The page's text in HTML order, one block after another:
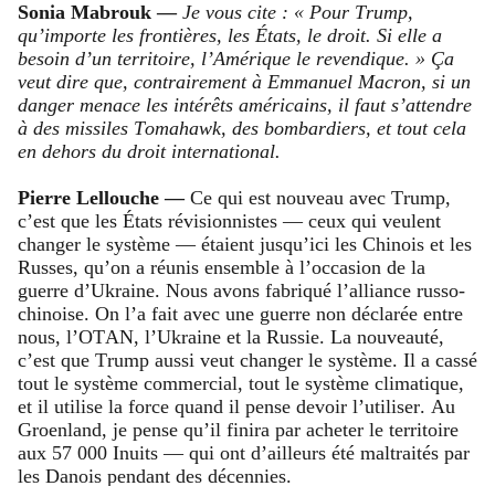
Sonia Mabrouk — Je vous cite : « Pour Trump,
qu’importe les frontières, les États, le droit. Si elle a
besoin d’un territoire, l’Amérique le revendique. » Ça
veut dire que, contrairement à Emmanuel Macron, si un
danger menace les intérêts américains, il faut s’attendre
à des missiles Tomahawk, des bombardiers, et tout cela
en dehors du droit international.
Pierre Lellouche —Ce qui est nouveau avec Trump,
c’est que les États révisionnistes — ceux qui veulent
changer le système — étaient jusqu’ici les Chinois et les
Russes, qu’on a réunis ensemble à l’occasion de la
guerre d’Ukraine. Nous avons fabriqué l’alliance russo-
chinoise. On l’a fait avec une guerre non déclarée entre
nous, l’OTAN, l’Ukraine et la Russie. La nouveauté,
c’est que Trump aussi veut changer le système. Il a cassé
tout le système commercial, tout le système climatique,
et il utilise la force quand il pense devoir l’utiliser. Au
Groenland, je pense qu’il finira par acheter le territoire
aux 57 000 Inuits — qui ont d’ailleurs été maltraités par
les Danois pendant des décennies.